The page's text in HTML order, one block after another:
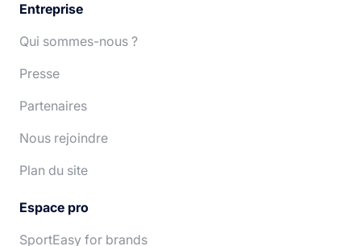
Entreprise
Qui sommes-nous ?
Presse
Partenaires
Nous rejoindre
Plan du site
Espace pro
SportEasy for brands